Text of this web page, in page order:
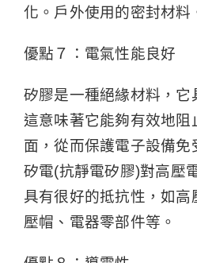
化。戶外使用的密封材料
優點７：電氣性能良好
矽膠是一種絕緣材料，它
這意味著它能夠有效地阻
面，從而保護電子設備
矽電(抗靜電矽膠)對高壓
具有很好的抵抗性，如
壓帽、電器零部件等。